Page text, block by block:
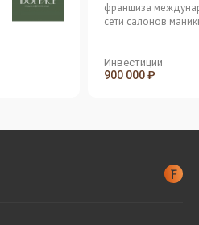
франшиза
сети салонов
Инвестиции
900 000 ₽